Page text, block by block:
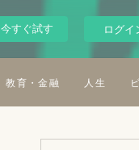
今すぐ試す ログイ
教育・金融 人生